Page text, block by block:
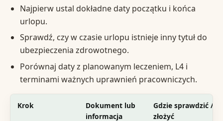
Najpierw ustal dokładne daty początku i końca
urlopu.
Sprawdź, czy w czasie urlopu istnieje inny tytuł do
ubezpieczenia zdrowotnego.
Porównaj daty z planowanym leczeniem, L4 i
terminami ważnych uprawnień pracowniczych.
Krok
Dokument lub
informacja
Gdzie sprawdzić /
złożyć